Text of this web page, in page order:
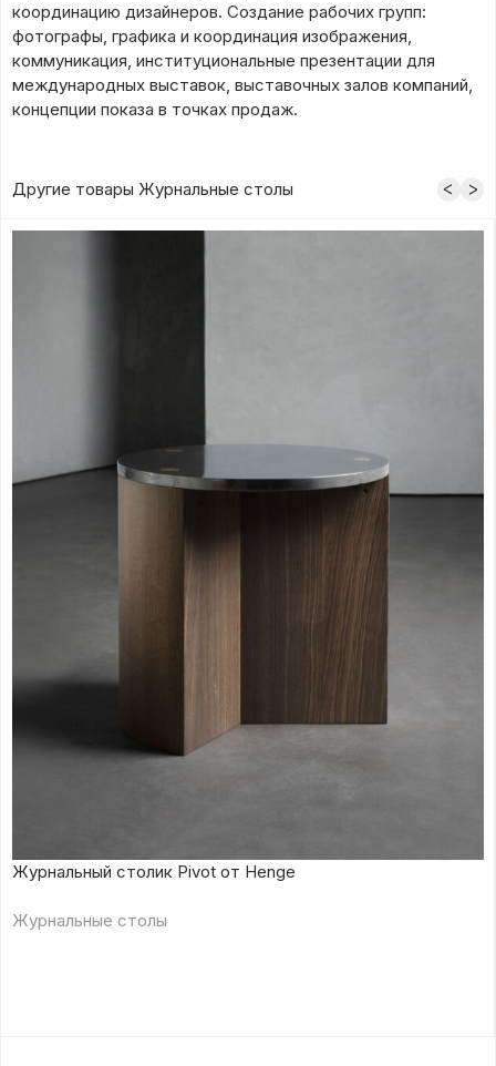
координацию дизайнеров. Создание рабочих групп:
фотографы, графика и координация изображения,
коммуникация, институциональные презентации для
международных выставок, выставочных залов компаний,
концепции показа в точках продаж.
Другие товары Журнальные столы
Журнальный столик Pivot от Henge
Журнальные столы